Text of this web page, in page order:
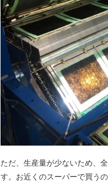
ただ、生産量が少ないため、
す。お近くのスーパーで買う